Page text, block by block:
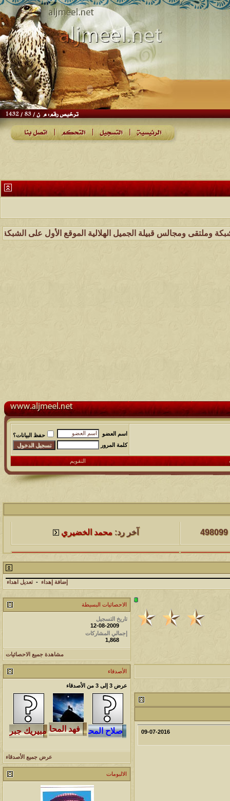
ومجالس قبيلة الجميل الهلالية الموقع الأول على الشبكة
اسم العضو
حفظ البيانات؟
كلمة المرور
التقويم
آخر مشاركة
آخر مشاركة
آخر مشاركة
آخر رد:محمد الخضيري
آخر مشاركة
آخر رد:محمد الخضيري
آخر مشاركة
آخر رد:محمد الخضيري
آخر مشاركة
1459420 آخر رد:محمد الخضيري
آخر مشاركة
خلف المهدي
إضافة إهداء - تعديل اهداء
09-07-2016
الاحصائيات البسيطة
تاريخ التسجيل
12-08-2009
إجمالي المشاركات
1,868
مشاهدة جميع الاحصائيات
الأصدقاء
عرض 3 إلى 3 من الأصدقاء
عرض جميع الأصدقاء
الالبومات